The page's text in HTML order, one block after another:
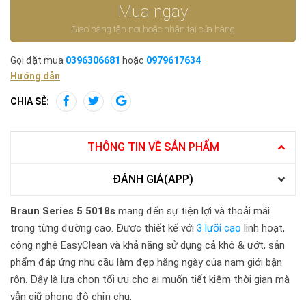
Mua ngay
Giao hàng tận nơi hoặc nhận tại cửa hàng
Gọi đặt mua 0396306681 hoặc 0979617634
Hướng dẫn
CHIA SẺ:
THÔNG TIN VỀ SẢN PHẨM
ĐÁNH GIÁ(APP)
Braun Series 5 5018s mang đến sự tiện lợi và thoải mái
trong từng đường cạo. Được thiết kế với 3 lưỡi cạo linh hoạt,
công nghệ EasyClean và khả năng sử dụng cả khô & ướt, sản
phẩm đáp ứng nhu cầu làm đẹp hằng ngày của nam giới bận
rộn. Đây là lựa chọn tối ưu cho ai muốn tiết kiệm thời gian mà
vẫn giữ phong độ chỉn chu.